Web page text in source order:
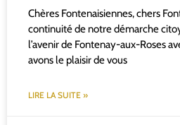
Chères Fontenaisiennes, chers
continuité de notre démarche
l’avenir de Fontenay-aux-Roses
avons le plaisir de vous
LIRE LA SUITE »